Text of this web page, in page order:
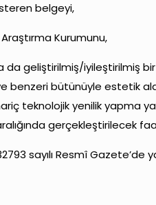
belgeyi,
Kurumunu,
da geliştirilmiş/
benzeri bütünüyle estetik
teknolojik yenilik
gerçekleştirilecek
sayılı Resmî